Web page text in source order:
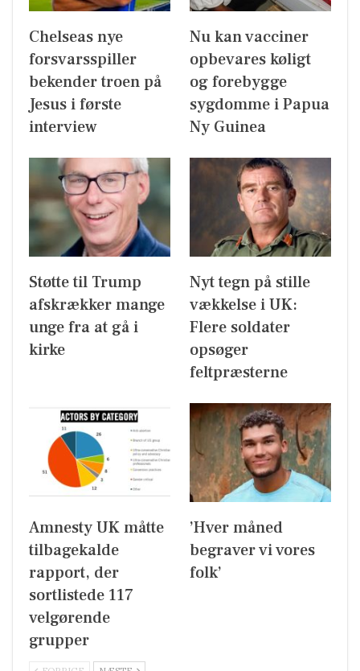
Chelseas nye
forsvarsspiller
bekender troen på
Jesus i første
interview
Nu kan vacciner
opbevares køligt
og forebygge
sygdomme i Papua
Ny Guinea
Støtte til Trump
afskrækker mange
unge fra at gå i
kirke
Nyt tegn på stille
vækkelse i UK:
Flere soldater
opsøger
feltpræsterne
Amnesty UK måtte
tilbagekalde
rapport, der
sortlistede 117
velgørende
grupper
’Hver måned
begraver vi vores
folk’